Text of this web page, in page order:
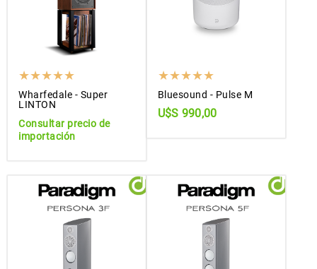
Wharfedale - Super
LINTON
Consultar precio de
importación
Bluesound - Pulse M
U$S 990,00